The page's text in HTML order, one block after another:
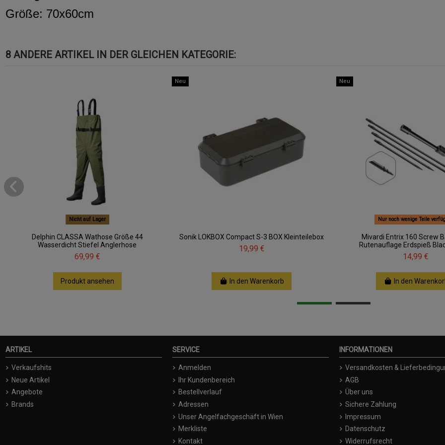
Größe: 70x60cm
8 ANDERE ARTIKEL IN DER GLEICHEN KATEGORIE:
Nicht auf Lager
Delphin CLASSA Wathose Größe 44
Wasserdicht Stiefel Anglerhose
69,99 €
Produkt ansehen
Neu
Sonik LOKBOX Compact S-3 BOX Kleinteilebox
19,99 €
In den Warenkorb
Neu
Nur noch wenige Teile
Mivardi Entrix 160 Screw
Rutenauflage Erdspieß
14,99 €
In den
ARTIKEL
Verkaufshits
Neue Artikel
Angebote
Brands
SERVICE
Anmelden
Ihr Kundenbereich
Bestellverlauf
Adressen
Unser Angelfachgeschäft in Wien
Merkliste
Kontakt
INFORMATIONEN
Versandkosten &
AGB
Über uns
Sichere Zahlung
Impressum
Datenschutz
Widerrufsrecht